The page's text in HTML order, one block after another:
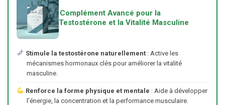
Complément Avancé pour la
Testostérone et la Vitalité Masculine
Stimule la testostérone naturellement: Active les
mécanismes hormonaux clés pour améliorer la vitalité
masculine.
Renforce la forme physique et mentale : Aide à développer
l’énergie, la concentration et la performance musculaire.